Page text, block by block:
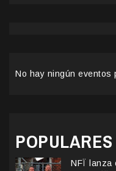
No hay ningún eventos
POPULARES
NFÏ lanza